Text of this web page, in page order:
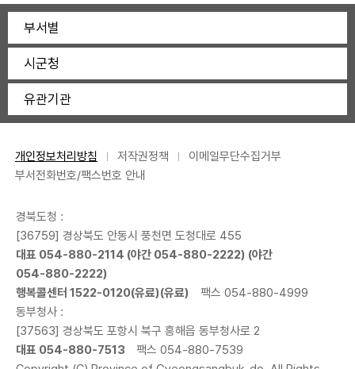
부서별
시군청
유관기관
개인정보처리방침 저작권정책
이메일무단수집거부
부서전화번호/팩스번호 안내
경북도청 :
[36759] 경상북도 안동시 풍천면 도청대로 455
대표 054-880-2114 (야간 054-880-2222) (야간
054-880-2222)
행복콜센터 1522-0120(유료)(유료)
팩스 054-880-4999
동부청사 :
[37563] 경상북도 포항시 북구 흥해읍 동부청사로 2
대표 054-880-7513
팩스 054-880-7539